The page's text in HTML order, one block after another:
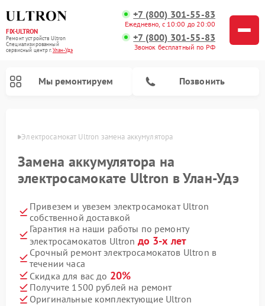
FIX-ULTRON
Ремонт устройств Ultron
Специализированный
cервисный центр г.Улан-Удэ
+7 (800) 301-55-83
Ежедневно, с 10:00 до 20:00
+7 (800) 301-55-83
Звонок бесплатный по РФ
Мы ремонтируем Позвонить
Удэ Электросамокат Ultron замена аккумулятора
Замена аккумулятора на
электросамокате Ultron в Улан-Удэ
Привезем и увезем электросамокат Ultron
собственной доставкой
Гарантия на наши работы по ремонту
электросамокатов Ultron до 3-х лет
Срочный ремонт электросамокатов Ultron в
течении часа
Скидка для вас до 20%
Получите 1500 рублей на ремонт
Оригинальные комплектующие Ultron